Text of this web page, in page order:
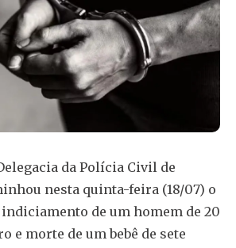
da Polícia Civil de
nesta quinta-feira (18/07) o
de um homem de 20
e morte de um bebê de sete